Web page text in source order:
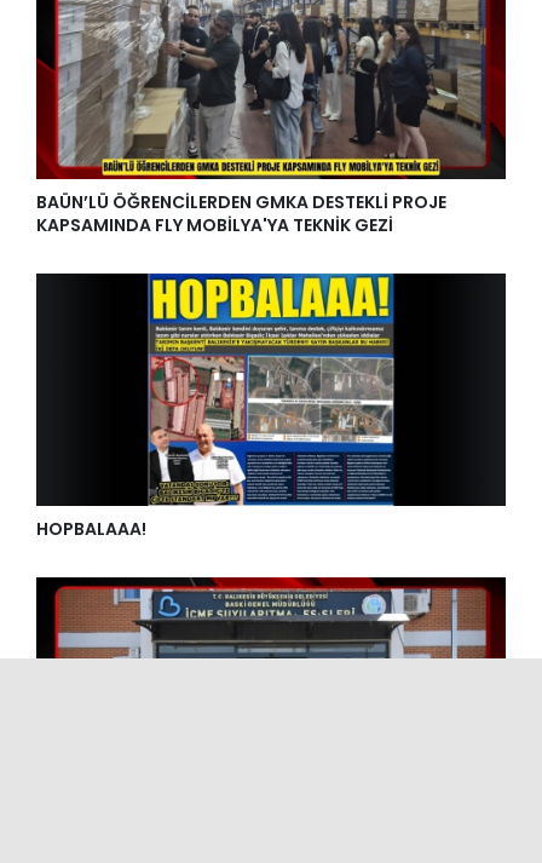
BAÜN’LÜ ÖĞRENCİLERDEN GMKA DESTEKLİ PROJE
KAPSAMINDA FLY MOBİLYA'YA TEKNİK GEZİ
HOPBALAAA!